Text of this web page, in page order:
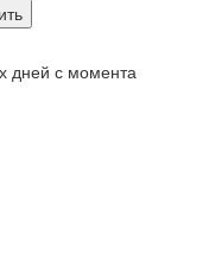
дней с момента